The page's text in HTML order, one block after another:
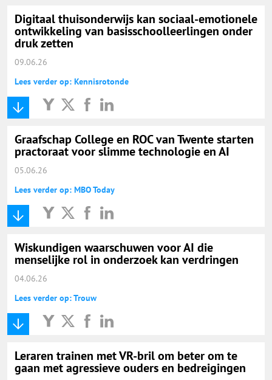
Digitaal thuisonderwijs kan sociaal-emotionele
ontwikkeling van basisschoolleerlingen onder
druk zetten
09.06.26
Lees verder op: Kennisrotonde
Graafschap College en ROC van Twente starten
practoraat voor slimme technologie en AI
05.06.26
Lees verder op: MBO Today
Wiskundigen waarschuwen voor AI die
menselijke rol in onderzoek kan verdringen
04.06.26
Lees verder op: Trouw
Leraren trainen met VR-bril om beter om te
gaan met agressieve ouders en bedreigingen